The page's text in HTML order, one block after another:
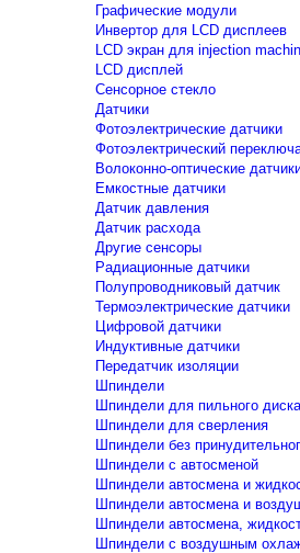
Графические модули
Инвертор для LCD дисплеев
LCD экран для injection
LCD дисплей
Сенсорное стекло
Датчики
Фотоэлектрические датчики
Фотоэлектрический
Волоконно-оптические
Емкостные датчики
Датчик давления
Датчик расхода
Другие сенсоры
Радиационные датчики
Полупроводниковый датчик
Термоэлектрические датчики
Цифровой датчики
Индуктивные датчики
Передатчик изоляции
Шпиндели
Шпиндели для пильного диска
Шпиндели для сверления
Шпиндели без
Шпиндели с автосменой
Шпиндели автосмена и
Шпиндели автосмена и
Шпиндели автосмена,
Шпиндели с воздушным